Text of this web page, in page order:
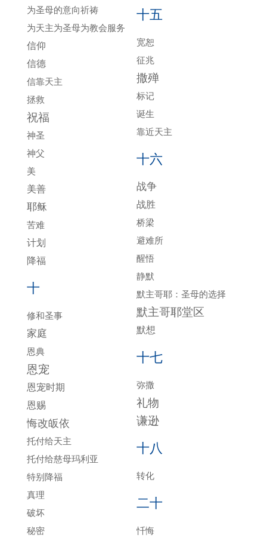
为圣母的意向祈祷
为天主为圣母为教会服务
信仰
信德
信靠天主
拯救
祝福
神圣
神父
美
美善
耶稣
苦难
计划
降福
十
修和圣事
家庭
恩典
恩宠
恩宠时期
恩赐
悔改皈依
托付给天主
托付给慈母玛利亚
特别降福
真理
破坏
秘密
十五
宽恕
征兆
撒殚
标记
诞生
靠近天主
十六
战争
战胜
桥梁
避难所
醒悟
静默
默主哥耶：圣母的选择
默主哥耶堂区
默想
十七
弥撒
礼物
谦逊
十八
转化
二十
忏悔